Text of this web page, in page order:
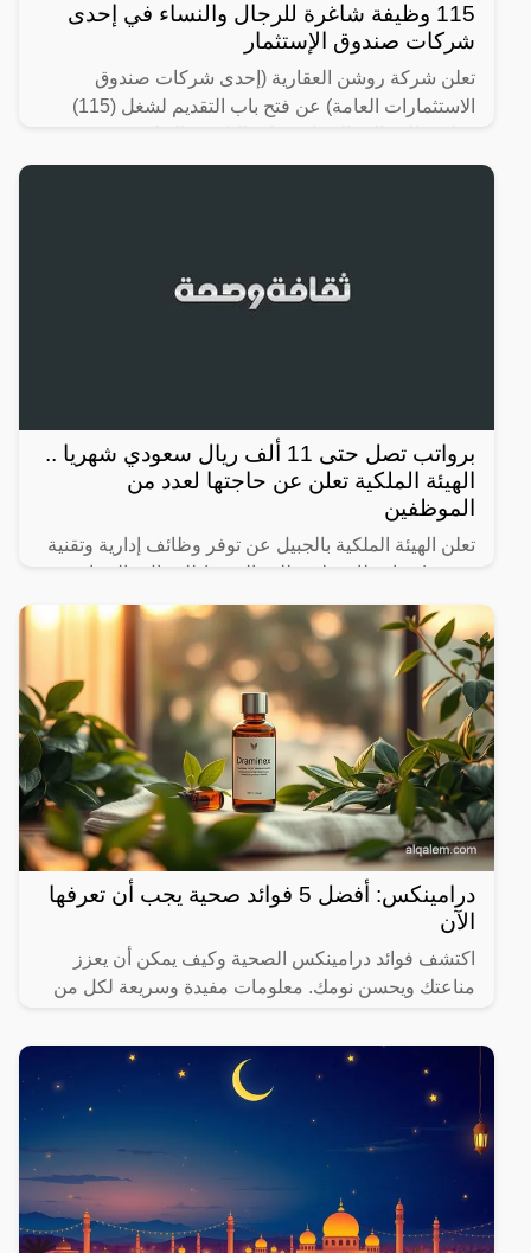
115 وظيفة شاغرة للرجال والنساء في إحدى
شركات صندوق الإستثمار
تعلن شركة روشن العقارية (إحدى شركات صندوق
الاستثمارات العامة) عن فتح باب التقديم لشغل (115)
البكالوريوس) في
برواتب تصل حتى 11 ألف ريال سعودي شهريا ..
الهيئة الملكية تعلن عن حاجتها لعدد من
الموظفين
تعلن الهيئة الملكية بالجبيل عن توفر وظائف إدارية وتقنية
وفنية (منها وظائف لا تتطلب الخبرة) للرجال والنساء
حملة (الكفاءة، الثانوية، الدبلوم، البكالوريوس) عبر
درامينكس: أفضل 5 فوائد صحية يجب أن تعرفها
الآن
اكتشف فوائد درامينكس الصحية وكيف يمكن أن يعزز
مناعتك ويحسن نومك. معلومات مفيدة وسريعة لكل من